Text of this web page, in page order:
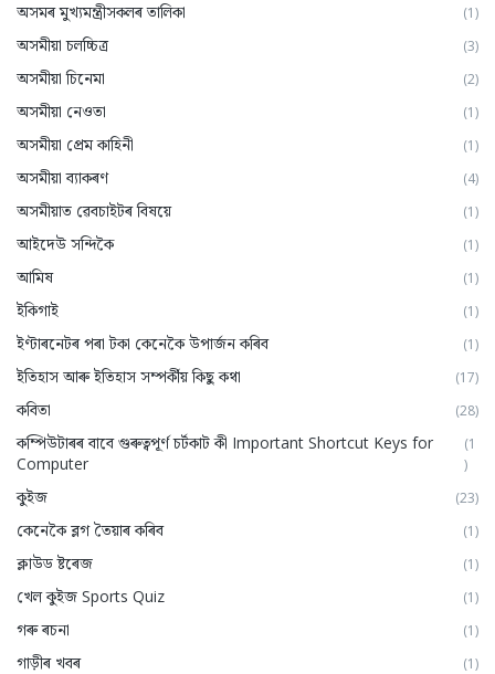
অসমৰ মুখ্যমন্ত্ৰীসকলৰ তালিকা (1)
অসমীয়া চলচ্চিত্ৰ (3)
অসমীয়া চিনেমা (2)
অসমীয়া নেওতা (1)
অসমীয়া প্রেম কাহিনী (1)
অসমীয়া ব্যাকৰণ (4)
অসমীয়াত ৱেবচাইটৰ বিষয়ে (1)
আইদেউ সন্দিকৈ (1)
আমিষ (1)
ইকিগাই (1)
ইণ্টাৰনেটৰ পৰা টকা কেনেকৈ উপাৰ্জন কৰিব (1)
ইতিহাস আৰু ইতিহাস সম্পৰ্কীয় কিছু কথা (17)
কবিতা (28)
কম্পিউটাৰৰ বাবে গুৰুত্বপূৰ্ণ চৰ্টকাট কী Important Shortcut Keys for
Computer
(1
)
কুইজ (23)
কেনেকৈ ব্লগ তৈয়াৰ কৰিব (1)
ক্লাউড ষ্টৰেজ (1)
খেল কুইজ Sports Quiz (1)
গৰু ৰচনা (1)
গাড়ীৰ খবৰ (1)